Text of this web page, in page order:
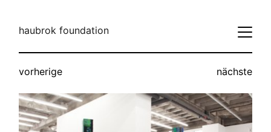
haubrok foundation
vorherige nächste